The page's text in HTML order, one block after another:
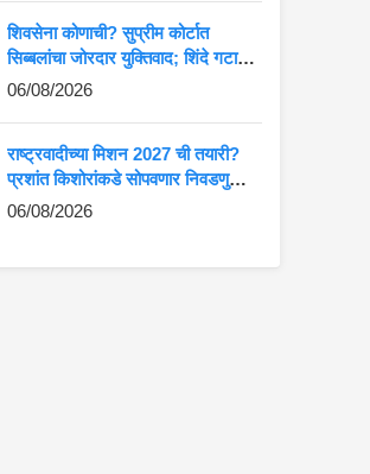
शिवसेना कोणाची? सुप्रीम कोर्टात
सिब्बलांचा जोरदार युक्तिवाद; शिंदे गटाच्या
अडचणी वाढणार?
06/08/2026
राष्ट्रवादीच्या मिशन 2027 ची तयारी?
प्रशांत किशोरांकडे सोपवणार निवडणुकीची
कमान?
06/08/2026